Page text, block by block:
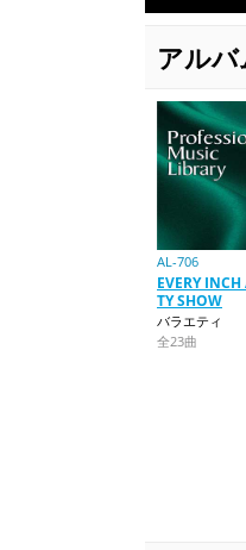
アルバ
AL-706
EVERY INCH
TY SHOW
バラエティ
全23曲